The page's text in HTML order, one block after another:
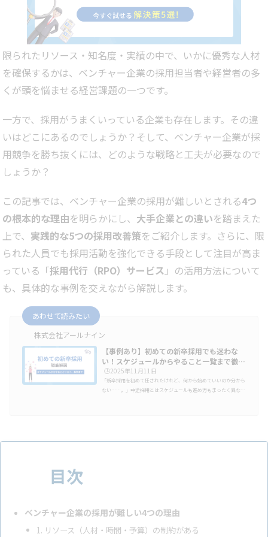
限られたリソース・知名度・実績の中で、いかに優秀な人材
を確保するかは、ベンチャー企業の採用担当者や経営者の多
くが頭を悩ませる経営課題の一つです。
一方で、採用がうまくいっている企業も存在します。その違
いはどこにあるのでしょうか？そして、ベンチャー企業が採
用競争を勝ち抜くには、どのような戦略と工夫が必要なので
しょうか？
この記事では、ベンチャー企業の採用が難しいとされる4つ
の根本的な理由を明らかにし、 大手企業との違いを踏まえた
上で、 実践的な5つの採用改善策をご紹介します。さらに、限
られた人員でも採用活動を強化できる手段として注目が高ま
っている「採用代行（RPO）サービス 」の活用方法について
も、具体的な事例を交えながら解説します。
あわせて読みたい
株式会社アールナイン
【事例あり】初めての新卒採用でも迷わな
い！スケジュールからやること一覧まで徹…
🕒️2025年11月11日
「新卒採用を初めて任されたけれど、何から始めていいのか分から
ない……。」中途採用とはスケジュールも進め方もまったく異な
目次
ベンチャー企業の採用が難しい4つの理由
1. リソース（人材・時間・予算）の制約がある